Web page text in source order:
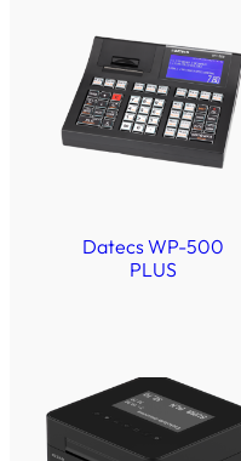
Datecs WP-500
PLUS